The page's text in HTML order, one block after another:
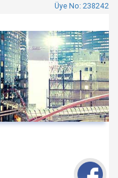
Üye No: 238242